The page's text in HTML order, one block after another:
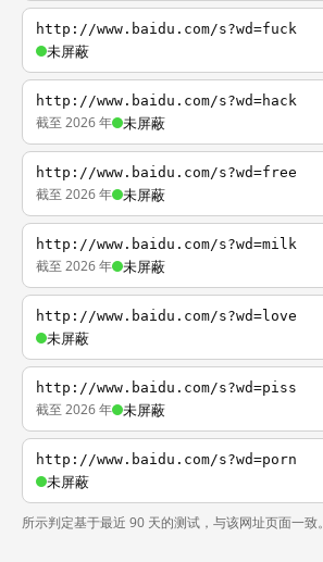
http://www.baidu.com/s?wd=fuck
未屏蔽
http://www.baidu.com/s?wd=hack
截至 2026 年 未屏蔽
http://www.baidu.com/s?wd=free
截至 2026 年 未屏蔽
http://www.baidu.com/s?wd=milk
截至 2026 年 未屏蔽
http://www.baidu.com/s?wd=love
未屏蔽
http://www.baidu.com/s?wd=piss
截至 2026 年 未屏蔽
http://www.baidu.com/s?wd=porn
未屏蔽
所示判定基于最近 90 天的测试，与该网址页面一致。